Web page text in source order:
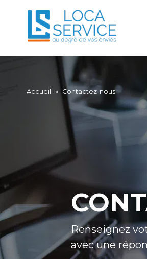
Accueil » Contactez-nous
Renseignez
avec une